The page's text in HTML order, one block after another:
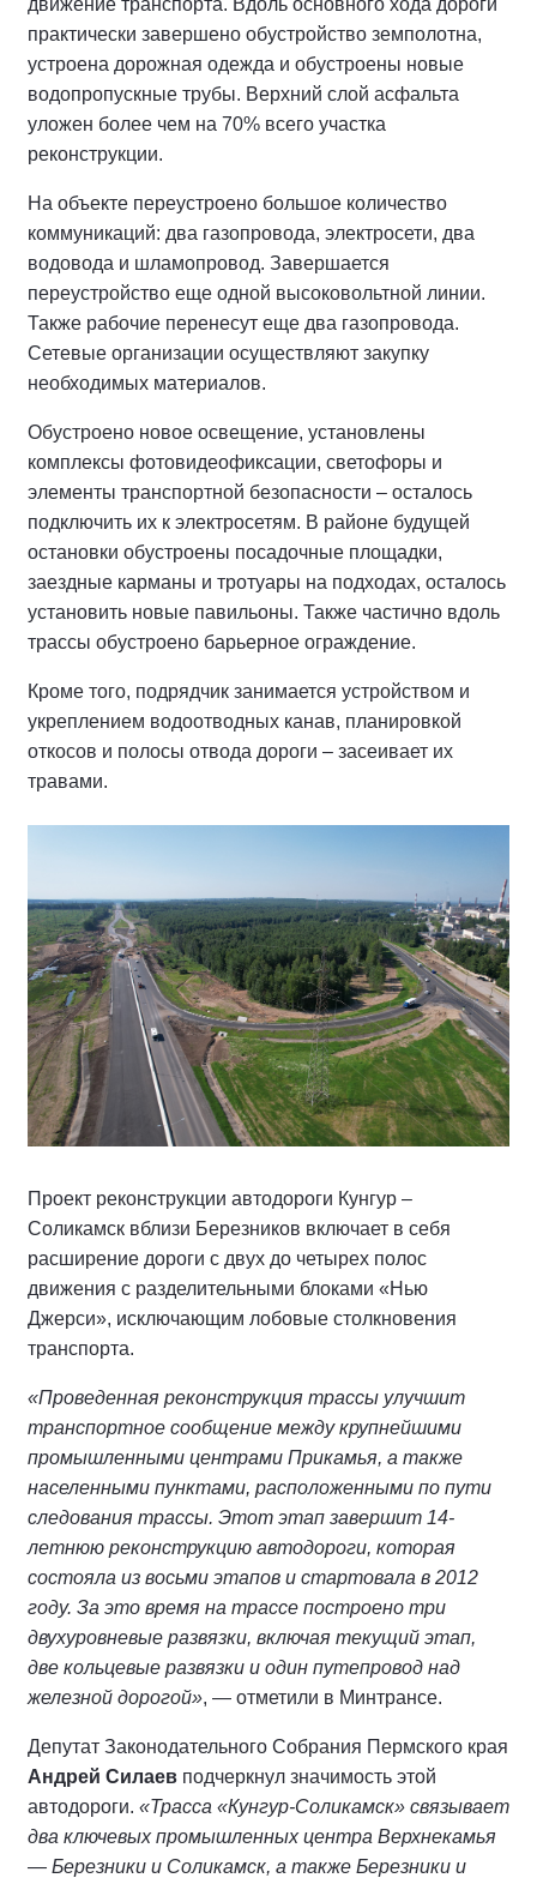
практически завершено обустройство земполотна,
устроена дорожная одежда и обустроены новые
водопропускные трубы. Верхний слой асфальта
уложен более чем на 70% всего участка
реконструкции.
На объекте переустроено большое количество
коммуникаций: два газопровода, электросети, два
водовода и шламопровод. Завершается
переустройство еще одной высоковольтной линии.
Также рабочие перенесут еще два газопровода.
Сетевые организации осуществляют закупку
необходимых материалов.
Обустроено новое освещение, установлены
комплексы фотовидеофиксации, светофоры и
элементы транспортной безопасности – осталось
подключить их к электросетям. В районе будущей
остановки обустроены посадочные площадки,
заездные карманы и тротуары на подходах, осталось
установить новые павильоны. Также частично вдоль
трассы обустроено барьерное ограждение.
Кроме того, подрядчик занимается устройством и
укреплением водоотводных канав, планировкой
откосов и полосы отвода дороги – засеивает их
травами.
Проект реконструкции автодороги Кунгур –
Соликамск вблизи Березников включает в себя
расширение дороги с двух до четырех полос
движения с разделительными блоками «Нью
Джерси», исключающим лобовые столкновения
транспорта.
«Проведенная реконструкция трассы улучшит
транспортное сообщение между крупнейшими
промышленными центрами Прикамья, а также
населенными пунктами, расположенными по пути
следования трассы. Этот этап завершит 14-
летнюю реконструкцию автодороги, которая
состояла из восьми этапов и стартовала в 2012
году. За это время на трассе построено три
двухуровневые развязки, включая текущий этап,
две кольцевые развязки и один путепровод над
железной дорогой», — отметили в Минтрансе.
Депутат Законодательного Собрания Пермского края
Андрей Силаев подчеркнул значимость этой
автодороги. «Трасса «Кунгур-Соликамск» связывает
два ключевых промышленных центра Верхнекамья
— Березники и Соликамск, а также Березники и